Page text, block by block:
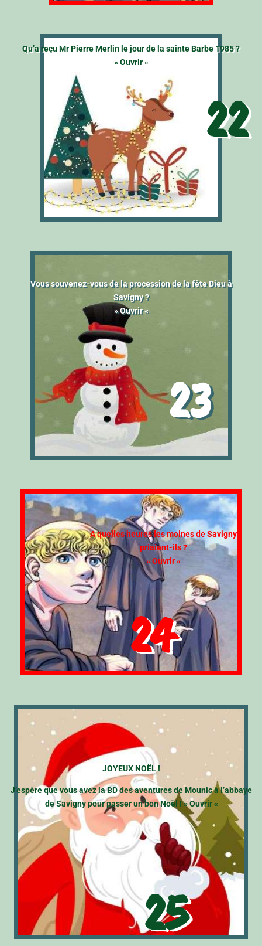
22
Qu’a reçu Mr Pierre Merlin le jour de la sainte Barbe 1985 ?
» Ouvrir «
23
Vous souvenez-vous de la procession de la fête Dieu à
Savigny ?
» Ouvrir «
A quelles heures les moines de Savigny
priaient-ils ?
» Ouvrir «
24
JOYEUX NOËL !
J’espère que vous avez la BD des aventures de Mounic à l’abbaye
de Savigny pour passer un bon Noël !» Ouvrir «
25